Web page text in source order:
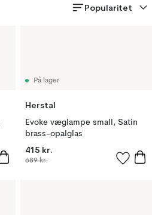
Popularitet
På lager
Herstal
Evoke væglampe small, Satin
brass-opalglas
415 kr.
689 kr.